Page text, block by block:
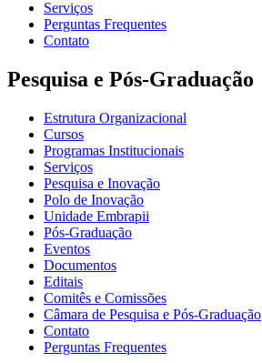
Serviços
Perguntas Frequentes
Contato
Pesquisa e Pós-Graduação
Estrutura Organizacional
Cursos
Programas Institucionais
Serviços
Pesquisa e Inovação
Polo de Inovação
Unidade Embrapii
Pós-Graduação
Eventos
Documentos
Editais
Comitês e Comissões
Câmara de Pesquisa e Pós-Graduação
Contato
Perguntas Frequentes